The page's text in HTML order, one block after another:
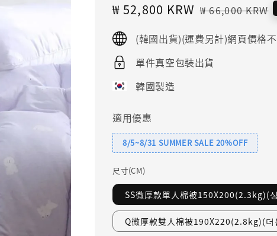
Sale
price
₩ 52,800 KRW Regular
₩ 66,000 KRW
(韓國出貨)(運費另計)網頁價格
單件真空包裝出貨
韓國製造
適用優惠
8/5~8/31 SUMMER SALE 20%OFF
尺寸(CM)
SS微厚款單人棉被150X200(2.3kg)(
Q微厚款雙人棉被190X220(2.8kg)(더